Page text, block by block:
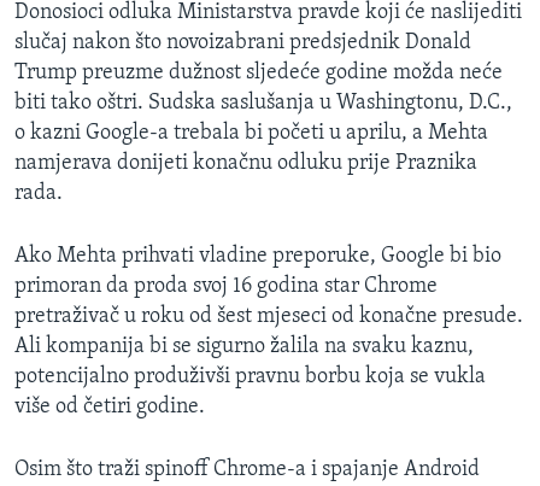
Donosioci odluka Ministarstva pravde koji će naslijediti
slučaj nakon što novoizabrani predsjednik Donald
Trump preuzme dužnost sljedeće godine možda neće
biti tako oštri. Sudska saslušanja u Washingtonu, D.C.,
o kazni Google-a trebala bi početi u aprilu, a Mehta
namjerava donijeti konačnu odluku prije Praznika
rada.
Ako Mehta prihvati vladine preporuke, Google bi bio
primoran da proda svoj 16 godina star Chrome
pretraživač u roku od šest mjeseci od konačne presude.
Ali kompanija bi se sigurno žalila na svaku kaznu,
potencijalno produživši pravnu borbu koja se vukla
više od četiri godine.
Osim što traži spinoff Chrome-a i spajanje Android